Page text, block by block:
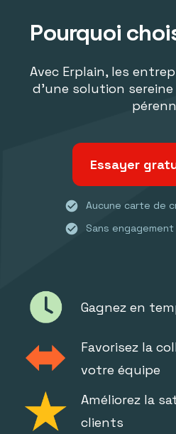
Pourquoi
Avec Erplain, les
d'une solution
Essayer
check_circle Aucune carte de
check_circle Sans engagement
Gagnez en
Favorisez la
votre équipe
Améliorez la
clients